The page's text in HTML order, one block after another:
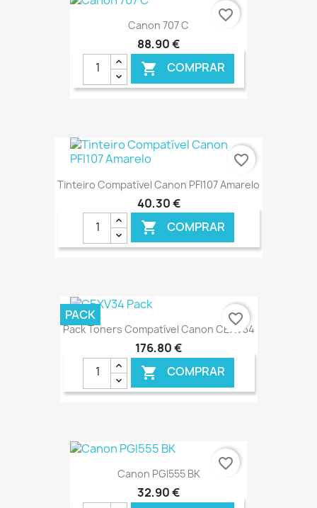
€ ONLINE
Canon 707 C
88,90 €
 COMPRAR
€ ONLINE
favorite_border
Tinteiro Compatível Canon PFI107 Amarelo
40,30 €
 COMPRAR
favorite_border
Pack Toners Compatível Canon CEXV34
176,80 €
 COMPRAR
€ ONLINE
PACK favorite_border
Canon PGI555 BK
32,90 €
favorite_border